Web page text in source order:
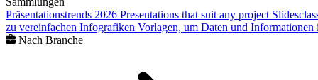
Präsentationstrends 2026 Presentations that suit any project
zu vereinfachen Infografiken Vorlagen, um Daten und
Nach Branche